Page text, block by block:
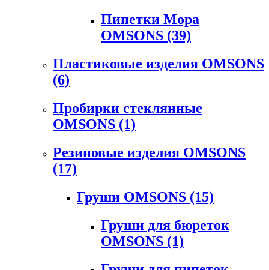
Пипетки Мора
OMSONS (39)
Пластиковые изделия OMSONS
(6)
Пробирки стеклянные
OMSONS (1)
Резиновые изделия OMSONS
(17)
Груши OMSONS (15)
Груши для бюреток
OMSONS (1)